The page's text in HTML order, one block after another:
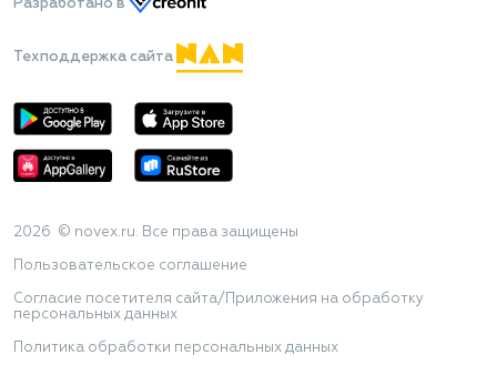
Разработано в
Техподдержка сайта
2026 © novex.ru. Все права защищены
Пользовательское соглашение
Согласие посетителя сайта/Приложения на обработку
персональных данных
Политика обработки персональных данных